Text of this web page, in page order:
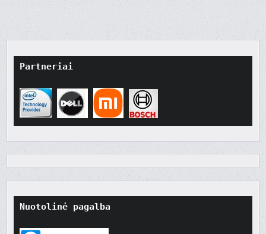
Partneriai
Nuotolinė pagalba